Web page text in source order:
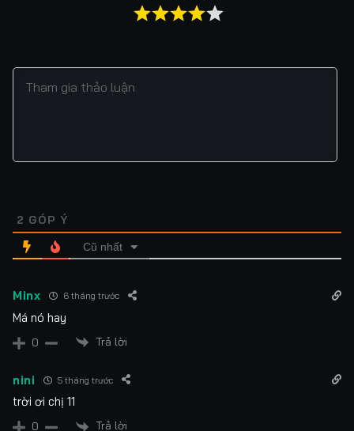
2 GÓP Ý
Cũ nhất
Minx 6 tháng trước
Má nó hay
0 Trả lời
nini 5 tháng trước
trời ơi chị 11
0 Trả lời